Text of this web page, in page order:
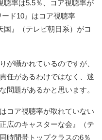
聴率は5.5％、コア視聴率が
ド10』はコア視聴率
』（テレビ朝日系）がコ
が囁かれているのですが、
任があるわけではなく、迷
問題があるかと思います。
コア視聴率が取れていない
広のキャスターな会』（テ
時間帯トップクラスの6％